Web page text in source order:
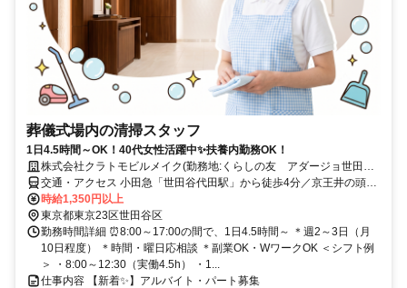
葬儀式場内の清掃スタッフ
1日4.5時間～OK！40代女性活躍中✨扶養内勤務OK！
株式会社クラトモビルメイク(勤務地:くらしの友 アダージョ世田谷
代田)
交通・アクセス 小田急「世田谷代田駅」から徒歩4分／京王井の頭線
「新代田駅」から徒歩7分
時給1,350円以上
東京都東京23区世田谷区
勤務時間詳細 ⏰8:00～17:00の間で、1日4.5時間～ ＊週2～3日（月
10日程度） ＊時間・曜日応相談 ＊副業OK・WワークOK ＜シフト例
＞ ・8:00～12:30（実働4.5h） ・1...
仕事内容 【新着✨】アルバイト・パート募集